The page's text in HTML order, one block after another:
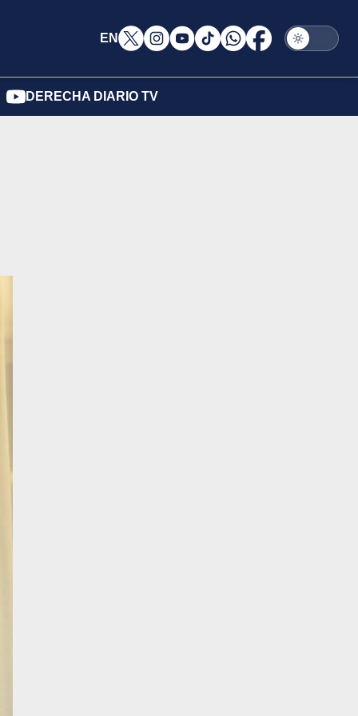
EN
DERECHA DIARIO TV